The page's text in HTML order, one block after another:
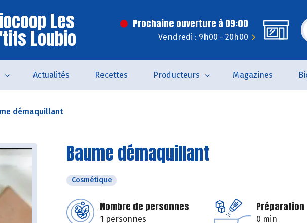
Les
Loubio
Prochaine ouverture à 09:00
Vendredi : 9h00 - 20h00
Actualités Recettes Producteurs Magazines
démaquillant
Baume démaquillant
Cosmétique
Nombre de personnes
1 personnes
Préparation
0 min